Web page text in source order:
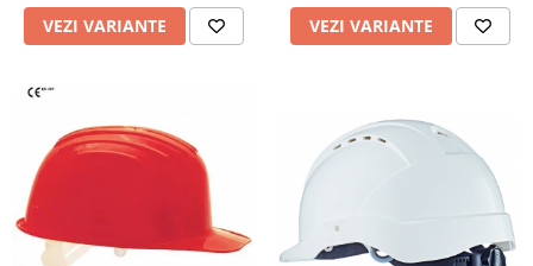
VEZI VARIANTE VEZI VARIANTE